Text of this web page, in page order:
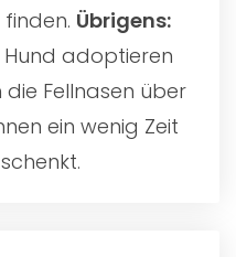
Übrigens:
Hund adoptieren
Fellnasen über
ein wenig Zeit